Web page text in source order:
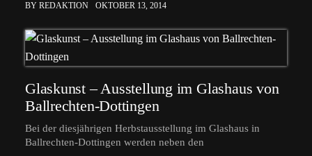
BY REDAKTION OKTOBER 13, 2014
Glaskunst – Ausstellung im Glashaus von
Ballrechten-Dottingen
Bei der diesjährigen Herbstausstellung im Glashaus in
Ballrechten-Dottingen werden neben den